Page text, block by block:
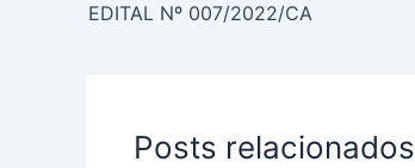
EDITAL Nº 007/2022/CA
Posts relacionados